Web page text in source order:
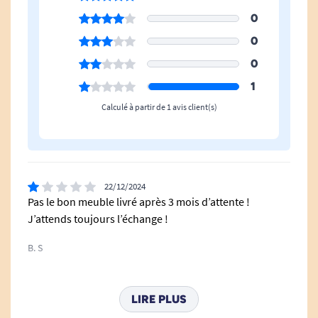
carnaval, orchidée, bleu de Chine, bleu tropical)
La motorisation :
Silencieuse
Intégrée dans les pieds
Blanc, noir ou alu (à préciser lors de votre
commande auprès de notre service client au 03
0
0
0
1
Calculé à partir de 1 avis client(s)
22/12/2024
Pas le bon meuble livré après 3 mois d’attente !
J’attends toujours l’échange !
B. S
LIRE PLUS